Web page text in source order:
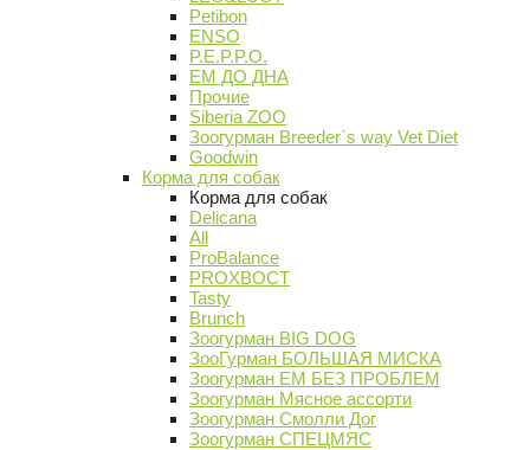
Petibon
ENSO
P.E.P.P.O.
ЕМ ДО ДНА
Прочие
Siberia ZOO
Зоогурман Breeder`s way Vet Diet
Goodwin
Корма для собак
Корма для собак
Delicana
All
ProBalance
PROХВОСТ
Tasty
Brunch
Зоогурман BIG DOG
ЗооГурман БОЛЬШАЯ МИСКА
Зоогурман ЕМ БЕЗ ПРОБЛЕМ
Зоогурман Мясное ассорти
Зоогурман Смолли Дог
Зоогурман СПЕЦМЯС